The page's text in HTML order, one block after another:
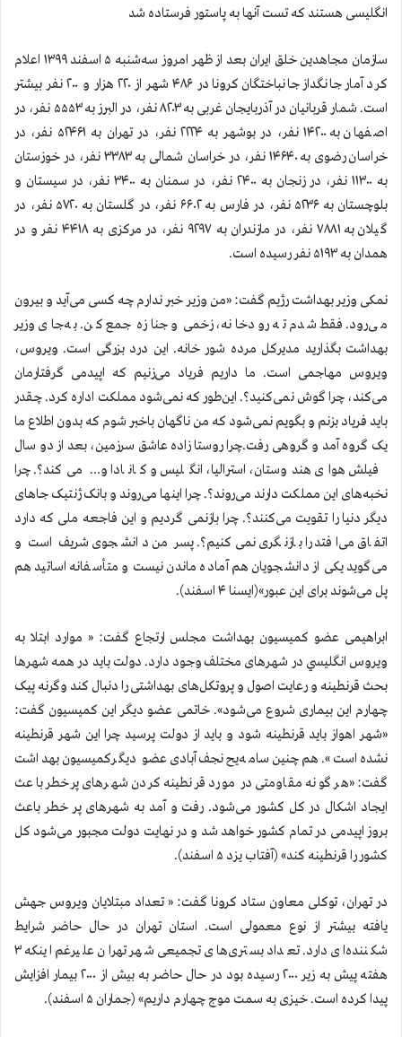
انگلیسی هستند که تست آنها به پاستور فرستاده شد
سازمان مجاهدين خلق ايران بعد از ظهر امروز سه‌شنبه ۵ اسفند ۱۳۹۹ اعلام
كرد آمار جانگداز جانباختگان كرونا در ۴۸۶ شهر از ۲۲۰ هزار و ۲۰۰ نفر بيشتر
است. شمار قربانيان در آذربایجان غربی به ۸۲۰۳ نفر، در البرز به ۵۵۵۳ نفر، در
اصفهان به ۱۴۲۰۰ نفر، در بوشهر به ۲۲۲۴ نفر، در تهران به ۵۲۴۶۱ نفر، در
خراسان رضوی به ۱۴۶۴۰ نفر، در خراسان شمالی به ۳۳۸۳ نفر، در خوزستان
به ۱۱۳۰۰ نفر، در زنجان به ۲۴۰۰ نفر، در سمنان به ۳۴۰۰ نفر، در سیستان و
بلوچستان به ۵۲۳۶ نفر، در فارس به ۶۶۰۲ نفر، در گلستان به ۵۷۲۰ نفر، در
گیلان به ۷۸۸۱ نفر، در مازندران به ۹۲۹۷ نفر، در مرکزی به ۴۴۱۸ نفر و در
همدان به ۵۱۹۳ نفر رسیده است.
نمکی وزیر بهداشت رژیم گفت: «من وزیر خبر ندارم چه کسی می‌آید و بیرون
می‌رود. فقط شدم ته رودخانه، زخمی و جنازه جمع کن. به‌جای وزیر
بهداشت بگذارید مدیرکل مرده شور خانه. این درد بزرگی است. ویروس،
ویروس مهاجمی است. ما داریم فریاد می‌زنیم که اپیدمی گرفتارمان
می‌کند، چرا گوش نمی‌کنید؟. این‌طور که نمی‌شود مملکت اداره کرد. چقدر
باید فریاد بزنم و بگویم نمی‌شود که من ناگهان باخبر شوم که بدون اطلاع ما
یک گروه آمد و گروهی رفت.چرا روستا زاده عاشق سرزمین، بعد از دو سال
فیلش هوای هندوستان، استرالیا، انگلیس و کانادا و… می‌کند؟. چرا
نخبه‌های این مملکت دارند می‌روند؟. چرا اینها می‌روند و بانک ژنتیک جاهای
دیگر دنیا را تقویت می‌کنند؟. چرا بازنمی گردیم و این فاجعه ملی که دارد
اتفاق می‌افتد را بازنگری نمی‌کنیم؟. پسر من دانشجوی شریف است و
می‌گوید یکی از دانشجویان هم آماده ماندن نیست و متأسفانه اساتید هم
پل می‌شوند برای این عبور»(ایسنا ۴ اسفند).
ابراهیمی عضو کمیسیون بهداشت مجلس ارتجاع گفت: « موارد ابتلا به
ویروس انگليسي در شهرهای مختلف وجود دارد. دولت باید در همه شهرها
بحث قرنطینه و رعایت اصول و پروتکل‌های بهداشتی را دنبال کند وگرنه پیک
چهارم این بیماری شروع می‌شود». خاتمی عضو دیگر اين كميسيون گفت:
«شهر اهواز باید قرنطینه شود و باید از دولت پرسید چرا این شهر قرنطینه
نشده است». هم‌چنین سامه‌یح نجف‌آبادی عضو دیگرکمیسیون بهداشت
گفت: «هر گونه مقاومتی در مورد قرنطینه کردن شهرهای پرخطر باعث
ایجاد اشکال در کل کشور می‌شود. رفت و آمد به شهرهای پر خطر باعث
بروز اپیدمی در تمام کشور خواهد شد و در نهایت دولت مجبور می‌شود کل
کشور را قرنطینه کند» (آفتاب یزد ۵ اسفند).
در تهران، توکلی معاون ستاد کرونا گفت: « تعداد مبتلایان ویروس جهش
یافته بیشتر از نوع معمولی است. استان تهران در حال حاضر شرایط
شکننده‌ای دارد. تعداد بستری‌های تجمیعی شهر تهران علیرغم اینکه ۳
هفته پیش به زیر ۲۰۰۰ رسیده بود در حال حاضر به بیش از ۲۰۰۰ بیمار افزایش
پیدا کرده است. خیزی به سمت موج چهارم داریم» (جماران ۵ اسفند).